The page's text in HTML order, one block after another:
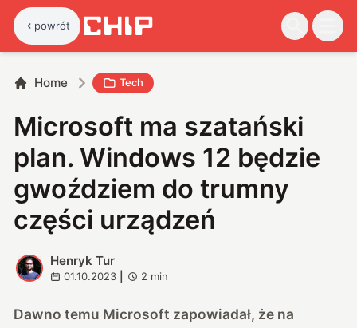
powrót
Home Tech
Microsoft ma szatański
plan. Windows 12 będzie
gwoździem do trumny
części urządzeń
H
Henryk Tur
01.10.2023 2 min
Dawno temu Microsoft zapowiadał, że na